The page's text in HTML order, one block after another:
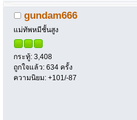
gundam666
แม่ทัพหมีชั้นสูง
กระทู้: 3,408
ถูกใจแล้ว: 634 ครั้ง
ความนิยม: +101/-87